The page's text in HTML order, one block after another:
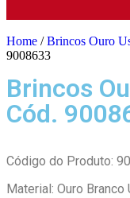
Home /Brincos Ouro
9008633
Brincos
Cód.
Código do Produto:
Material: Ouro